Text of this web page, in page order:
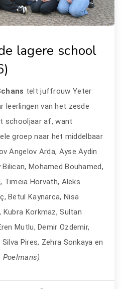
lagere school
telt juffrouw Yeter
leerlingen van het zesde
schooljaar af, want
groep naar het middelbaar
Angelov Arda, Ayse Aydin
Mohamed Bouhamed,
Timeia Horvath, Aleks
Betul Kaynarca, Nisa
Kubra Korkmaz, Sultan
Mutlu, Demir Ozdemir,
Pires, Zehra Sonkaya en